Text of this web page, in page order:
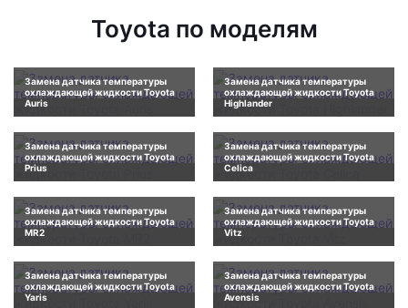
Toyota по моделям
Замена датчика температуры
охлаждающей жидкости Toyota
Auris
Замена датчика температуры
охлаждающей жидкости Toyota
Highlander
Замена датчика температуры
охлаждающей жидкости Toyota
Prius
Замена датчика температуры
охлаждающей жидкости Toyota
Celica
Замена датчика температуры
охлаждающей жидкости Toyota
MR2
Замена датчика температуры
охлаждающей жидкости Toyota
Vitz
Замена датчика температуры
охлаждающей жидкости Toyota
Yaris
Замена датчика температуры
охлаждающей жидкости Toyota
Avensis